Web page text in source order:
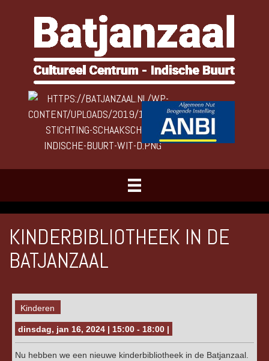
KINDERBIBLIOTHEEK IN DE
BATJANZAAL
Kinderen
dinsdag, jan 16, 2024 | 15:00 - 18:00 |
Nu hebben we een nieuwe kinderbibliotheek in de Batjanzaal.